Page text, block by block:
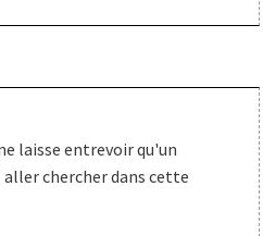
laisse entrevoir qu'un
chercher dans cette